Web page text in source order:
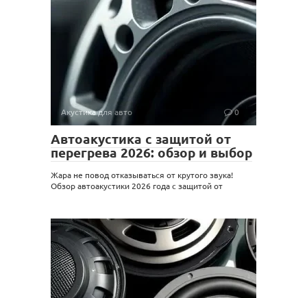
Акустика для авто 0
Автоакустика с защитой от
перегрева 2026: обзор и выбор
Жара не повод отказываться от крутого звука!
Обзор автоакустики 2026 года с защитой от